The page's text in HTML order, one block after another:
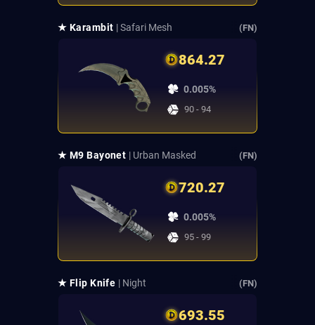
★ Karambit | Safari Mesh (FN)
864.27
0.005%
90 - 94
★ M9 Bayonet | Urban Masked (FN)
720.27
0.005%
95 - 99
★ Flip Knife | Night (FN)
693.55